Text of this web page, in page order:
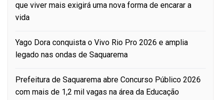
que viver mais exigirá uma nova forma de encarar a
vida
Yago Dora conquista o Vivo Rio Pro 2026 e amplia
legado nas ondas de Saquarema
Prefeitura de Saquarema abre Concurso Público 2026
com mais de 1,2 mil vagas na área da Educação